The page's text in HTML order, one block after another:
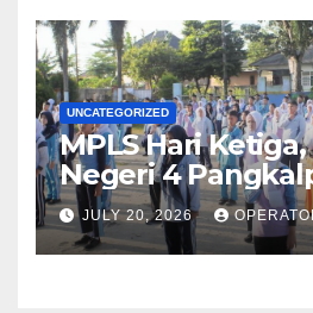
UNCATEGORIZED
MPLS Hari Ketiga,
Negeri 4
Hadirkan BPMP,
untuk Bekali
JULY 20, 2026